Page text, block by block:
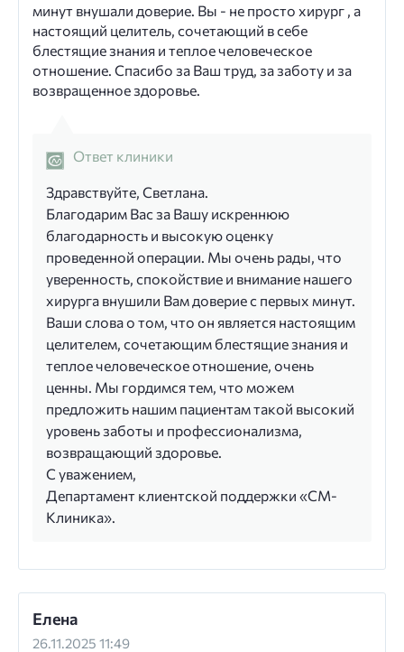
минут внушали доверие. Вы - не просто хирург , а
настоящий целитель, сочетающий в себе
блестящие знания и теплое человеческое
отношение. Спасибо за Ваш труд, за заботу и за
возвращенное здоровье.
Ответ клиники
Здравствуйте, Светлана.
Благодарим Вас за Вашу искреннюю
благодарность и высокую оценку
проведенной операции. Мы очень рады, что
уверенность, спокойствие и внимание нашего
хирурга внушили Вам доверие с первых минут.
Ваши слова о том, что он является настоящим
целителем, сочетающим блестящие знания и
теплое человеческое отношение, очень
ценны. Мы гордимся тем, что можем
предложить нашим пациентам такой высокий
уровень заботы и профессионализма,
возвращающий здоровье.
С уважением,
Департамент клиентской поддержки «СМ-
Клиника».
Елена
26.11.2025 11:49